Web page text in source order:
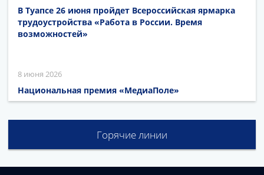
В Туапсе 26 июня пройдет Всероссийская ярмарка
трудоустройства «Работа в России. Время
возможностей»
8 июня 2026
Национальная премия «МедиаПоле»
Горячие линии